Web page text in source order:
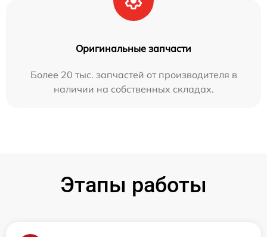
Оригинальные запчасти
Более 20 тыс. запчастей от производителя в
наличии на собственных складах.
Этапы работы